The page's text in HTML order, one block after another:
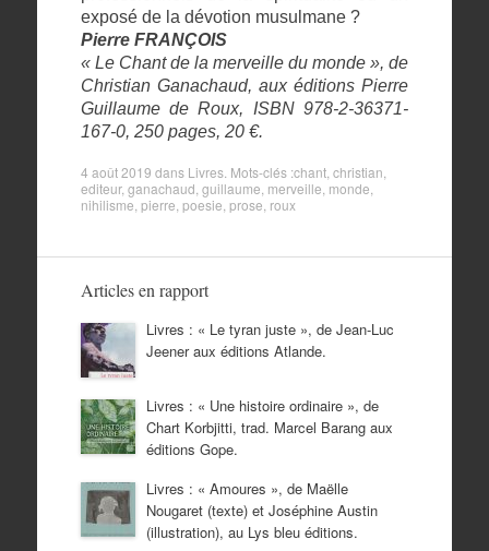
exposé de la dévotion musulmane ?
Pierre FRANÇOIS
« Le Chant de la merveille du monde », de
Christian Ganachaud, aux éditions Pierre
Guillaume de Roux, ISBN 978-2-36371-
167-0, 250 pages, 20 €.
4 août 2019 dans Livres. Mots-clés :chant, christian
editeur, ganachaud guillaume merveille monde
nihilisme pierre poesie prose roux
Articles en rapport
Livres : « Le tyran juste », de Jean-Luc
Jeener aux éditions Atlande.
Livres : « Une histoire ordinaire », de
Chart Korbjitti, trad. Marcel Barang aux
éditions Gope.
Livres : « Amoures », de Maëlle
Nougaret (texte) et Joséphine Austin
(illustration), au Lys bleu éditions.